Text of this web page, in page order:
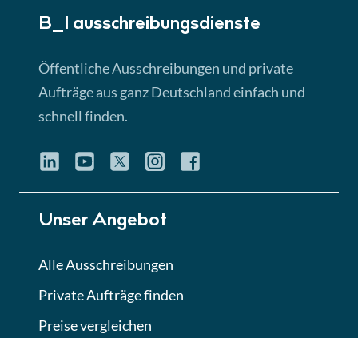
Lektion 3
► 4:31 Min
Quiz
Eignung im Vergabeverfahren
Lektion 6
Abgabe von Angeboten
B_I ausschreibungs­dienste
Öffentliche Ausschreibungen und private
Aufträge aus ganz Deutschland einfach und
schnell finden.
Unser Angebot
Alle Ausschreibungen
Private Aufträge finden
Preise vergleichen